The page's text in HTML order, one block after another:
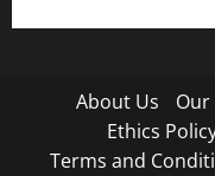
About Us Our
Ethics
Terms and